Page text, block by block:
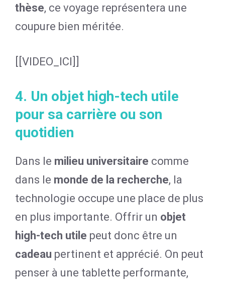
thèse, ce voyage représentera une
coupure bien méritée.
[[VIDEO_ICI]]
4. Un objet high-tech utile
pour sa carrière ou son
quotidien
Dans le milieu universitaire comme
dans le monde de la recherche, la
technologie occupe une place de plus
en plus importante. Offrir un objet
high-tech utile peut donc être un
cadeau pertinent et apprécié. On peut
penser à une tablette performante,